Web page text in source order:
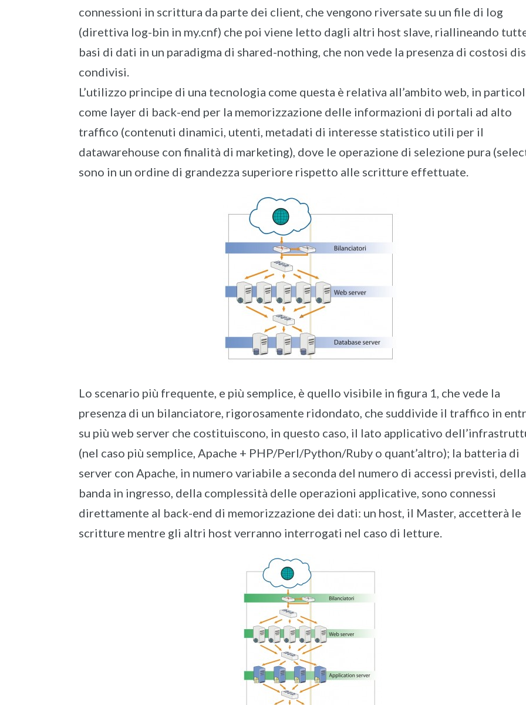
connessioni in scrittura da parte dei client, che vengono riversate su un file di log
(direttiva log-bin in my.cnf) che poi viene letto dagli altri host slave, riallineando
basi di dati in un paradigma di shared-nothing, che non vede la presenza di costosi
condivisi.
L’utilizzo principe di una tecnologia come questa è relativa all’ambito web, in
come layer di back-end per la memorizzazione delle informazioni di portali ad alto
traffico (contenuti dinamici, utenti, metadati di interesse statistico utili per il
datawarehouse con finalità di marketing), dove le operazione di selezione pura
sono in un ordine di grandezza superiore rispetto alle scritture effettuate.
Lo scenario più frequente, e più semplice, è quello visibile in figura 1, che vede la
presenza di un bilanciatore, rigorosamente ridondato, che suddivide il traffico in
su più web server che costituiscono, in questo caso, il lato applicativo
(nel caso più semplice, Apache + PHP/Perl/Python/Ruby o quant’altro); la batteria di
server con Apache, in numero variabile a seconda del numero di accessi previsti, della
banda in ingresso, della complessità delle operazioni applicative, sono connessi
direttamente al back-end di memorizzazione dei dati: un host, il Master, accetterà le
scritture mentre gli altri host verranno interrogati nel caso di letture.